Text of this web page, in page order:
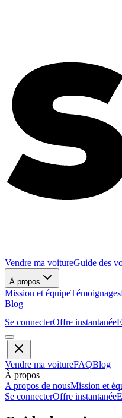
Vendre ma voitureGuide des
À propos
Mission et équipeTémoignages
Blog
Se connecterOffre instantanée
Vendre ma voitureFAQBlog
À propos
A propos de nousMission et
Se connecterOffre instantanée